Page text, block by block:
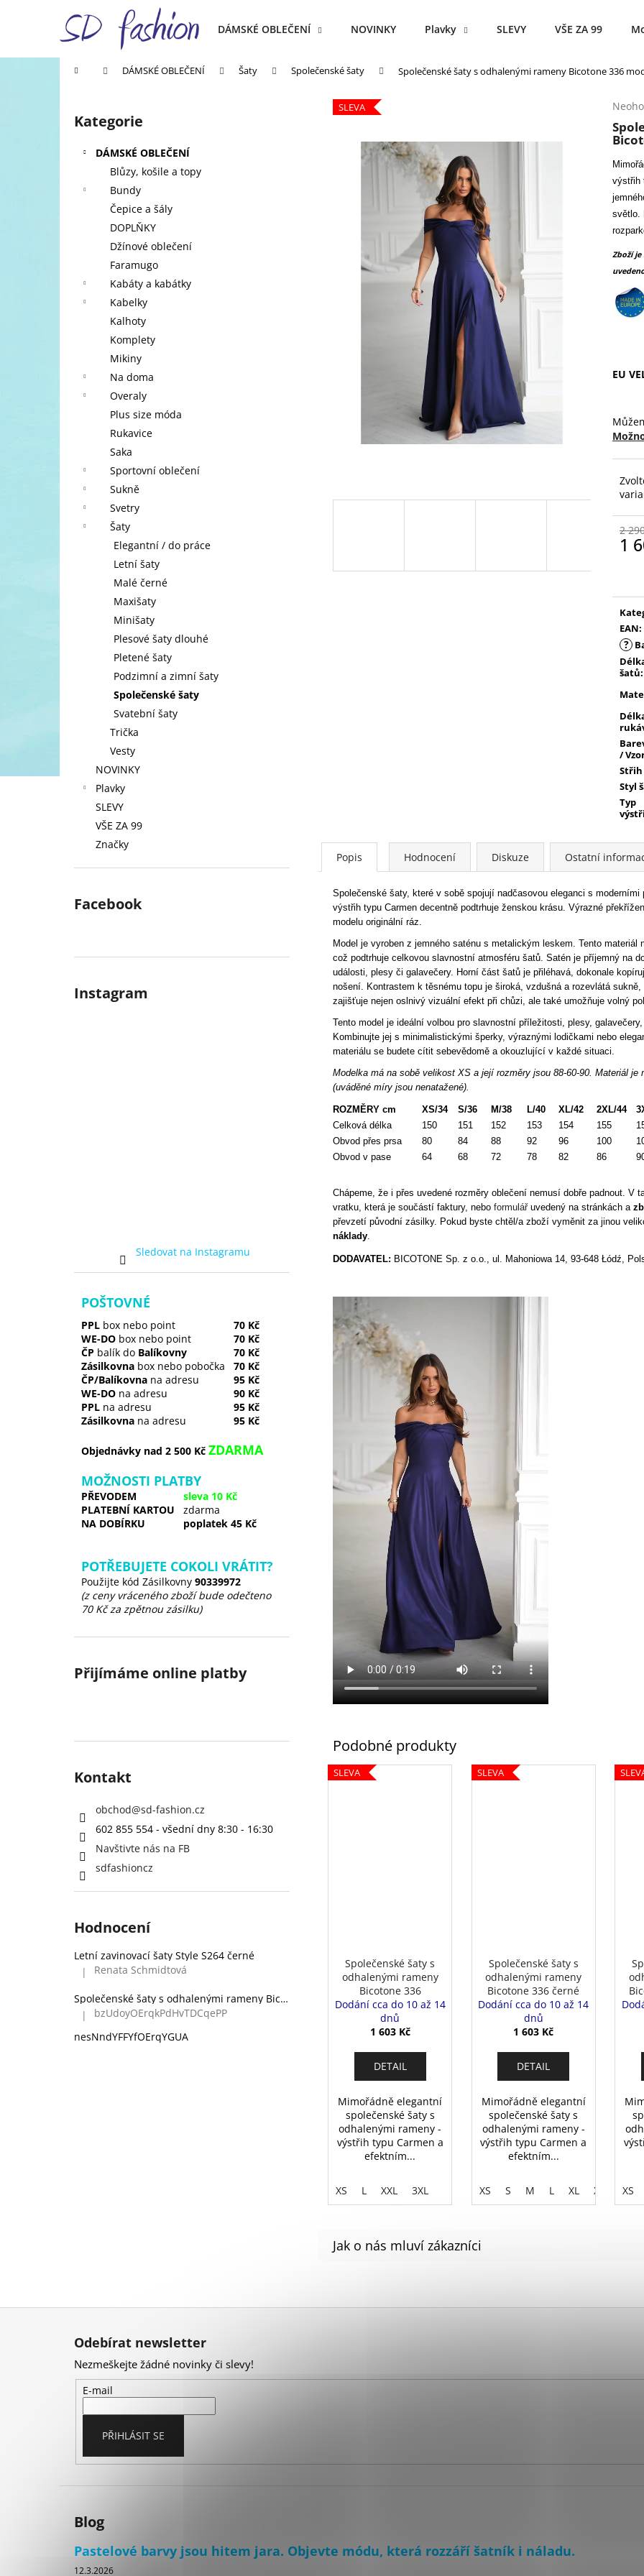
DÁMSKÉ OBLEČENÍ NOVINKY Plavky SLEVY VŠE ZA 99
Domů DÁMSKÉ OBLEČENÍ Šaty Společenské šaty Společenské šaty s odhalenými rameny Bicotone 336
Přeskočit
kategorie
Kategorie
DÁMSKÉ OBLEČENÍ
Blůzy, košile a topy
Bundy
Čepice a šály
DOPLŇKY
Džínové oblečení
Faramugo
Kabáty a kabátky
Kabelky
Kalhoty
Komplety
Mikiny
Na doma
Overaly
Plus size móda
Rukavice
Saka
Sportovní oblečení
Sukně
Svetry
Šaty
Elegantní / do práce
Letní šaty
Malé černé
Maxišaty
Minišaty
Plesové šaty dlouhé
Pletené šaty
Podzimní a zimní šaty
Společenské šaty
Svatební šaty
Trička
Vesty
NOVINKY
Plavky
SLEVY
VŠE ZA 99
Značky
Facebook
Instagram
Sledovat na Instagramu
POŠTOVNÉ
PPL box nebo point
70 Kč
WE-DO box nebo point
70 Kč
ČP balík do Balíkovny
70 Kč
Zásilkovna box nebo pobočka
70 Kč
ČP/Balíkovna na adresu
95 Kč
WE-DO na adresu
90 Kč
PPL na adresu
95 Kč
Zásilkovna na adresu 95 Kč
Objednávky nad 2 500 Kč ZDARMA
MOŽNOSTI PLATBY
PŘEVODEM
sleva 10 Kč
PLATEBNÍ KARTOU
zdarma
NA DOBÍRKU
poplatek 45 Kč
POTŘEBUJETE COKOLI VRÁTIT?
Použijte kód Zásilkovny 90339972
(z ceny vráceného zboží bude odečteno
70 Kč za zpětnou zásilku)
Přijímáme online platby
Kontakt
obchod@sd-fashion.cz
602 855 554 - všední dny 8:30 - 16:30
Navštivte nás na FB
sdfashioncz
Hodnocení
Letní zavinovací šaty Style S264 černé
Hodnocení produktu je 5 z 5 hvězdiček.
| Renata Schmidtová
Společenské šaty s odhalenými rameny Bicotone 336 zelené
Hodnocení produktu je 5 z 5 hvězdiček.
|
bzUdoyOErqkPdHvTDCqePP
nesNndYFFYfOErqYGUA
je
0,0
5
výstřih
světlo.
Zboží
EU
2
1
EAN:
?
šatů:
/
Styl
Typ
SLEVA
Popis Hodnocení Diskuze Ostatní
Společenské šaty, které v sobě spojují nadčasovou eleganci s
výstřih typu Carmen decentně podtrhuje ženskou krásu. Výrazné
modelu originální ráz.
Model je vyroben z jemného saténu s metalickým leskem. Tento
což podtrhuje celkovou slavnostní atmosféru šatů. Satén je příjemný na
události, plesy či galavečery. Horní část šatů je přiléhavá, dokonale
nošení. Kontrastem k těsnému topu je široká, vzdušná a rozevlátá
zajišťuje nejen oslnivý vizuální efekt při chůzi, ale také umožňuje volný
Tento model je ideální volbou pro slavnostní příležitosti, plesy,
Kombinujte jej s minimalistickými šperky, výraznými lodičkami nebo
materiálu se budete cítit sebevědomě a okouzlující v každé situaci.
Modelka má na sobě velikost XS a její rozměry jsou 88-60-90. Materiál
(uváděné míry jsou nenatažené).
ROZMĚRY cm XS/34 S/36 M/38 L/40 XL/42 2XL/44
Celková délka
150 151 152 153 154 155
Obvod přes prsa
80 84 88 92 96 100
Obvod v pase
64 68 72 78 82 86
Chápeme, že i přes uvedené rozměry oblečení nemusí dobře padnout.
vratku, která je součástí faktury, nebo formulář uvedený na stránkách a
převzetí původní zásilky. Pokud byste chtěl/a zboží vyměnit za jinou
náklady.
DODAVATEL: BICOTONE Sp. z o.o., ul. Mahoniowa 14, 93-648 Łódź,
SLEVA
Společenské šaty s
odhalenými rameny
Bicotone 336
červené
Dodání cca do 10 až 14
dnů
1 603 Kč
DETAIL
Mimořádně elegantní
společenské šaty s
odhalenými rameny -
výstřih typu Carmen a
efektním...
XS L XXL 3XL
SLEVA
Společenské šaty s
odhalenými rameny
Bicotone 336 černé
Dodání cca do 10 až 14
dnů
1 603 Kč
DETAIL
Mimořádně elegantní
společenské šaty s
odhalenými rameny -
výstřih typu Carmen a
efektním...
XS S M L XL XXL XS
í
Zpět
do
Zpět
do
Co potřebujete najít?
Doporučujeme
Z
Odebírat newsletter
Nezmeškejte žádné novinky či slevy!
E-mail
PŘIHLÁSIT SE
Blog
Pastelové barvy jsou hitem jara. Objevte módu, která rozzáří šatník i náladu.
12.3.2026